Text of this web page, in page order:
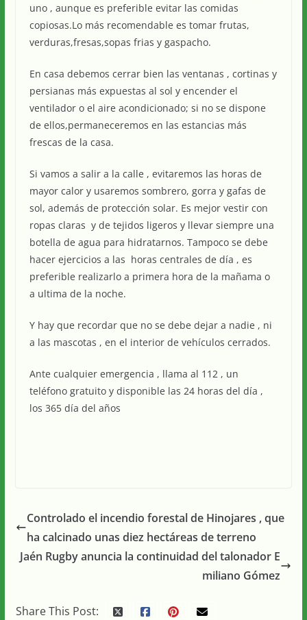
uno , aunque es preferible evitar las comidas
copiosas.Lo más recomendable es tomar frutas,
verduras,fresas,sopas frias y gaspacho.
En casa debemos cerrar bien las ventanas , cortinas y
persianas más expuestas al sol y encender el
ventilador o el aire acondicionado; si no se dispone
de ellos,permaneceremos en las estancias más
frescas de la casa.
Si vamos a salir a la calle , evitaremos las horas de
mayor calor y usaremos sombrero, gorra y gafas de
sol, además de protección solar. Es mejor vestir con
ropas claras y de tejidos ligeros y llevar siempre una
botella de agua para hidratarnos. Tampoco se debe
hacer ejercicios a las horas centrales de día , es
preferible realizarlo a primera hora de la mañama o
a ultima de la noche.
Y hay que recordar que no se debe dejar a nadie , ni
a las mascotas , en el interior de vehículos cerrados.
Ante cualquier emergencia , llama al 112 , un
teléfono gratuito y disponible las 24 horas del día ,
los 365 día del años
Controlado el incendio forestal de Hinojares , que
ha calcinado unas diez hectáreas de terreno
Jaén Rugby anuncia la continuidad del talonador E
miliano Gómez
Share This Post: